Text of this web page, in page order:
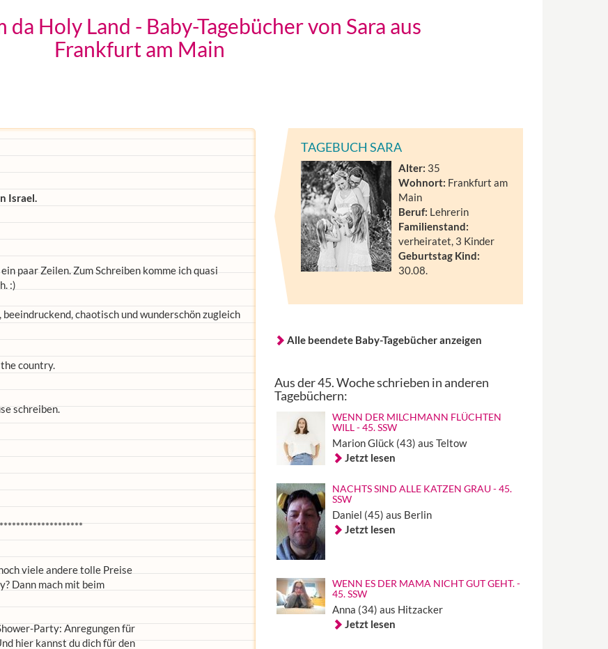
da Holy Land - Baby-Tagebücher von Sara aus
Frankfurt am Main
Israel.
paar Zeilen. Zum Schreiben komme ich quasi
:)
chaotisch und wunderschön zugleich
country.
schreiben.
viele andere tolle Preise
Dann mach mit beim
Party: Anregungen für
hier kannst du dich für den
TAGEBUCH SARA
Alter: 35
Wohnort: Frankfurt am
Main
Beruf: Lehrerin
Familienstand:
verheiratet, 3 Kinder
Geburtstag Kind:
30.08.
Alle beendete Baby-Tagebücher anzeigen
Aus der 45. Woche schrieben in anderen
Tagebüchern:
WENN DER MILCHMANN FLÜCHTEN
WILL - 45. SSW
Marion Glück (43) aus Teltow
Jetzt lesen
NACHTS SIND ALLE KATZEN GRAU - 45.
SSW
Daniel (45) aus Berlin
Jetzt lesen
WENN ES DER MAMA NICHT GUT GEHT. -
45. SSW
Anna (34) aus Hitzacker
Jetzt lesen